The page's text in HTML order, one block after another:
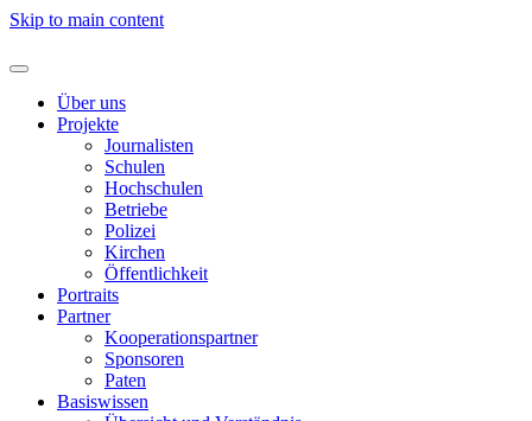
Skip to main content
Über uns
Projekte
Journalisten
Schulen
Hochschulen
Betriebe
Polizei
Kirchen
Öffentlichkeit
Portraits
Partner
Kooperationspartner
Sponsoren
Paten
Basiswissen